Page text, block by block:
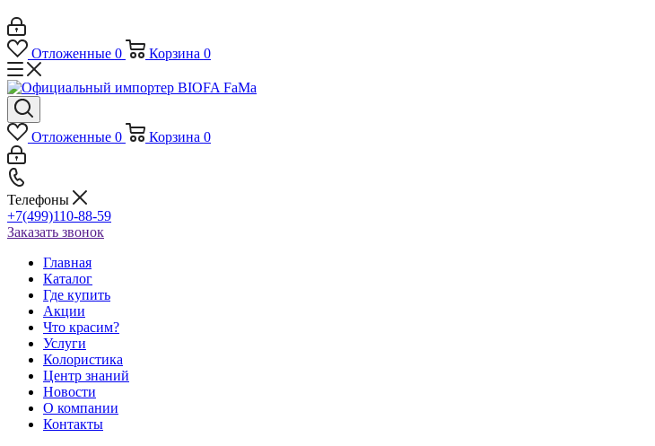
Отложенные 0 Корзина 0
Отложенные 0 Корзина 0
Телефоны
+7(499)110-88-59
Заказать звонок
Главная
Каталог
Где купить
Акции
Что красим?
Услуги
Колористика
Центр знаний
Новости
О компании
Контакты